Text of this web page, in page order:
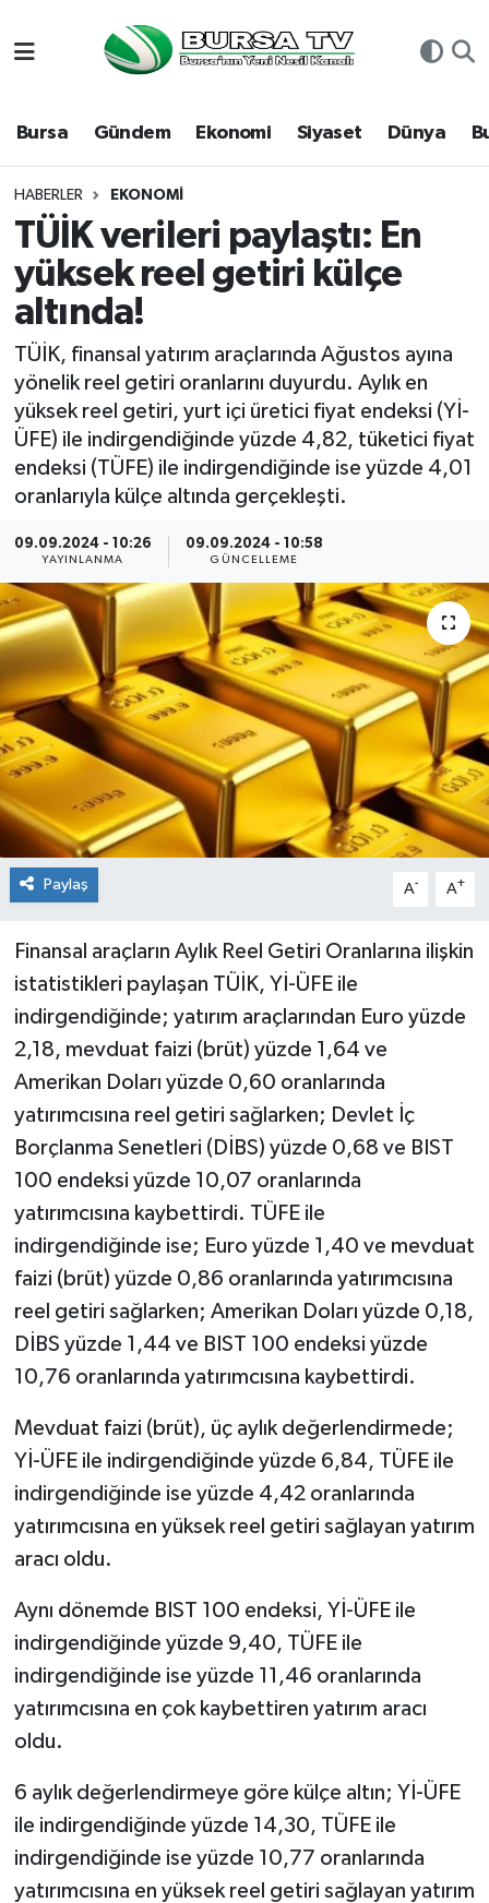
Bursa Gündem Ekonomi Siyaset Dünya
HABERLER EKONOMI
TÜİK verileri paylaştı: En
yüksek reel getiri külçe
altında!
TÜİK, finansal yatırım araçlarında Ağustos ayına
yönelik reel getiri oranlarını duyurdu. Aylık en
yüksek reel getiri, yurt içi üretici fiyat endeksi (Yİ-
ÜFE) ile indirgendiğinde yüzde 4,82, tüketici fiyat
endeksi (TÜFE) ile indirgendiğinde ise yüzde 4,01
oranlarıyla külçe altında gerçekleşti.
09.09.2024 - 10:26
YAYINLANMA
09.09.2024 - 10:58
GÜNCELLEME
Paylaş A- A+
Finansal araçların Aylık Reel Getiri Oranlarına ilişkin
istatistikleri paylaşan TÜİK, Yİ-ÜFE ile
indirgendiğinde; yatırım araçlarından Euro yüzde
2,18, mevduat faizi (brüt) yüzde 1,64 ve
Amerikan Doları yüzde 0,60 oranlarında
yatırımcısına reel getiri sağlarken; Devlet İç
Borçlanma Senetleri (DİBS) yüzde 0,68 ve BIST
100 endeksi yüzde 10,07 oranlarında
yatırımcısına kaybettirdi. TÜFE ile
indirgendiğinde ise; Euro yüzde 1,40 ve mevduat
faizi (brüt) yüzde 0,86 oranlarında yatırımcısına
reel getiri sağlarken; Amerikan Doları yüzde 0,18,
DİBS yüzde 1,44 ve BIST 100 endeksi yüzde
10,76 oranlarında yatırımcısına kaybettirdi.
Mevduat faizi (brüt), üç aylık değerlendirmede;
Yİ-ÜFE ile indirgendiğinde yüzde 6,84, TÜFE ile
indirgendiğinde ise yüzde 4,42 oranlarında
yatırımcısına en yüksek reel getiri sağlayan yatırım
aracı oldu.
Aynı dönemde BIST 100 endeksi, Yİ-ÜFE ile
indirgendiğinde yüzde 9,40, TÜFE ile
indirgendiğinde ise yüzde 11,46 oranlarında
yatırımcısına en çok kaybettiren yatırım aracı
oldu.
6 aylık değerlendirmeye göre külçe altın; Yİ-ÜFE
ile indirgendiğinde yüzde 14,30, TÜFE ile
indirgendiğinde ise yüzde 10,77 oranlarında
yatırımcısına en yüksek reel getiri sağlayan yatırım
Bursa
Dünya
Eğitim
Ekonomi
Genel
Gündem
Magazin
Siyaset
Spor
Teknoloji
Türkiye
Hava Durumu
Namaz Vakitleri
Trafik Durumu
Süper Lig Puan Durumu ve Fikstür
Tüm Manşetler
Son Dakika Haberleri
Haber Arşivi